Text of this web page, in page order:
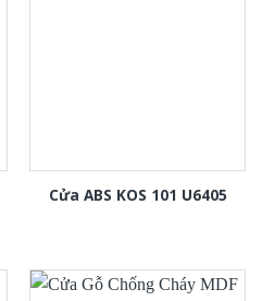
Cửa ABS KOS 101 U6405